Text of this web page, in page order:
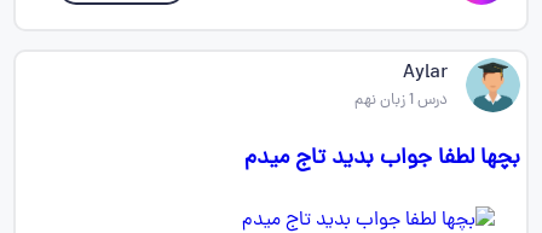
Aylar
درس 1 زبان نهم
بچها لطفا جواب بدید تاج میدم